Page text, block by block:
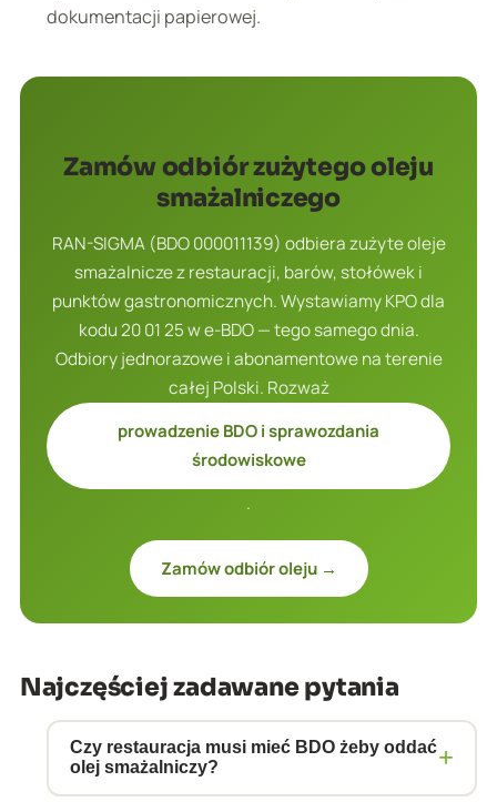
dokumentacji papierowej.
Zamów odbiór zużytego oleju
smażalniczego
RAN-SIGMA (BDO 000011139) odbiera zużyte oleje
smażalnicze z restauracji, barów, stołówek i
punktów gastronomicznych. Wystawiamy KPO dla
kodu 20 01 25 w e-BDO — tego samego dnia.
Odbiory jednorazowe i abonamentowe na terenie
całej Polski. Rozważ
prowadzenie BDO i sprawozdania
środowiskowe
.
Zamów odbiór oleju →
Najczęściej zadawane pytania
Czy restauracja musi mieć BDO żeby oddać
olej smażalniczy?
+